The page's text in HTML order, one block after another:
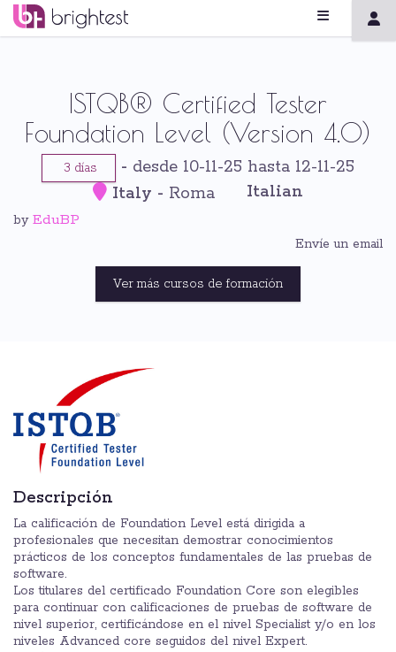
ISTQB® Certified Tester
Foundation Level (Version 4.0)
3 días - desde 10-11-25 hasta 12-11-25
Italy - Roma Italian
by EduBP
Envíe un email
Ver más cursos de formación
Descripción
La calificación de Foundation Level está dirigida a
profesionales que necesitan demostrar conocimientos
prácticos de los conceptos fundamentales de las pruebas de
software.
Los titulares del certificado Foundation Core son elegibles
para continuar con calificaciones de pruebas de software de
nivel superior, certificándose en el nivel Specialist y/o en los
niveles Advanced core seguidos del nivel Expert.